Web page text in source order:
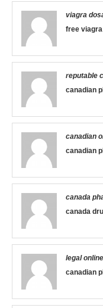
viagra
free viagra
reputable
canadian
canadian
canadian
canada
canada
legal
canadian